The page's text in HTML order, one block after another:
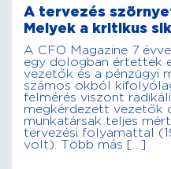
A tervezés
Melyek a kritikus
A CFO Magazine 7
egy dologban értettek
vezetők és a pénzügyi
számos okból
felmérés viszont
megkérdezett vezetők
munkatársak teljes
tervezési folyamattal
volt). Több más […]